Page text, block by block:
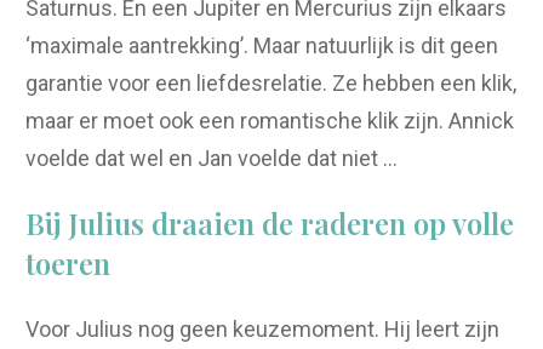
Saturnus. En een Jupiter en Mercurius zijn elkaars
‘maximale aantrekking’. Maar natuurlijk is dit geen
garantie voor een liefdesrelatie. Ze hebben een klik,
maar er moet ook een romantische klik zijn. Annick
voelde dat wel en Jan voelde dat niet …
Bij Julius draaien de raderen op volle
toeren
Voor Julius nog geen keuzemoment. Hij leert zijn